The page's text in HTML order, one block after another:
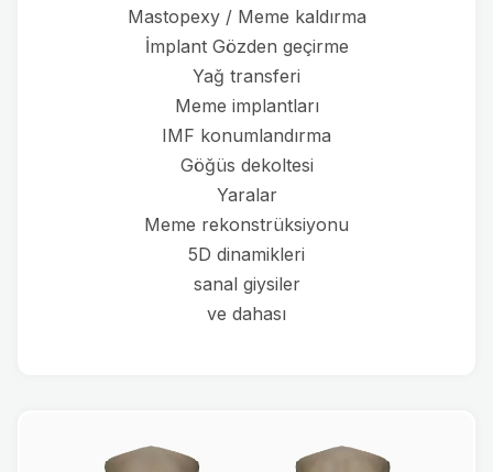
Mastopexy / Meme kaldırma
İmplant Gözden geçirme
Yağ transferi
Meme implantları
IMF konumlandırma
Göğüs dekoltesi
Yaralar
Meme rekonstrüksiyonu
5D dinamikleri
sanal giysiler
ve dahası